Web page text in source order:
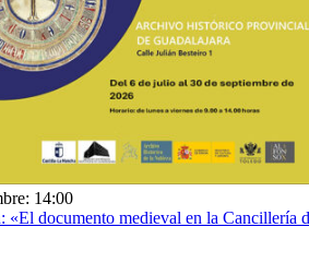
14:00
«El documento medieval en la Cancillería